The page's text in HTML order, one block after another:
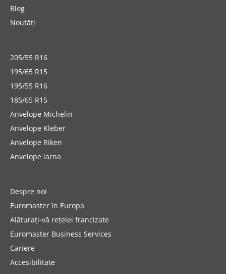
Blog
Noutăți
205/55 R16
195/65 R15
195/55 R16
185/65 R15
Anvelope Michelin
Anvelope Kleber
Anvelope Riken
Anvelope iarna
Despre noi
Euromaster în Europa
Alăturați-vă rețelei francizate
Euromaster Business Services
Cariere
Accesibilitate